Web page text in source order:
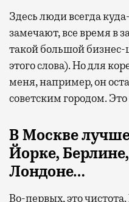
Здесь люди всегда
замечают, все время в
такой большой
этого слова). Но для
меня, например, он
советским городом.
В Москве
Йорке,
Лондоне…
Во-первых, это